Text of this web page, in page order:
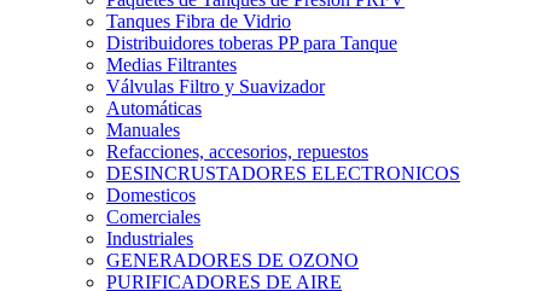
Tanques Fibra de Vidrio
Distribuidores toberas PP para Tanque
Medias Filtrantes
Válvulas Filtro y Suavizador
Automáticas
Manuales
Refacciones, accesorios, repuestos
DESINCRUSTADORES ELECTRONICOS
Domesticos
Comerciales
Industriales
GENERADORES DE OZONO
PURIFICADORES DE AIRE